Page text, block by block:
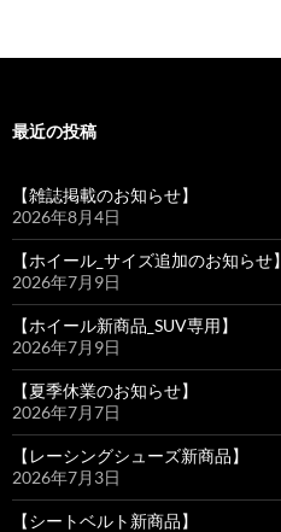
最近の投稿
【雑誌掲載のお知らせ】
2026年8月4日
【ホイール_サイズ追加のお知らせ】
2026年7月9日
【ホイール新商品_SUV専用】
2026年7月9日
【夏季休業のお知らせ】
2026年7月7日
【レーシングシューズ新商品】
2026年7月3日
【シートベルト新商品】